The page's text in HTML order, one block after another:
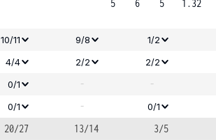
5
6
5
1.32
10/11 9/8
1/2
4/4 2/2
2/2
0/1 - -
0/1 - 0/1
20/27 13/14 3/5